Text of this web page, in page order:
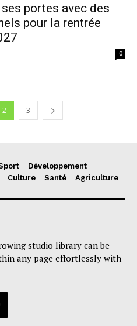
portes avec des
pour la rentrée
0
2 3
Développement
Culture Santé Agriculture
studio library can be
any page effortlessly with